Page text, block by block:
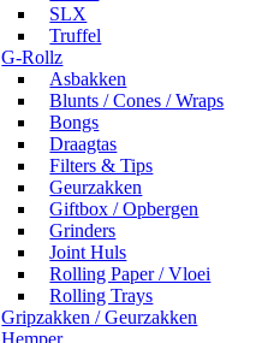
SLX
Truffel
G-Rollz
Asbakken
Blunts / Cones / Wraps
Bongs
Draagtas
Filters & Tips
Geurzakken
Giftbox / Opbergen
Grinders
Joint Huls
Rolling Paper / Vloei
Rolling Trays
Gripzakken / Geurzakken
Hemper